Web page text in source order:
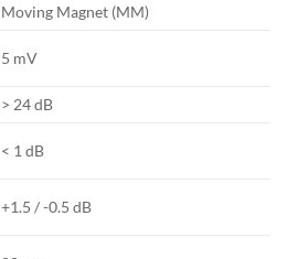
Moving Magnet (MM)
5 mV
> 24 dB
< 1 dB
+1.5 / -0.5 dB